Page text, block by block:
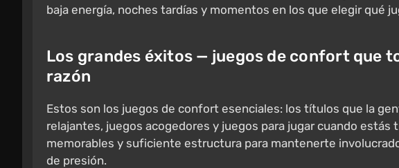
baja energía, noches tardías y momentos en los que elegir qué
Los grandes éxitos — juegos de confort que
razón
Estos son los juegos de confort esenciales: los títulos que la
relajantes, juegos acogedores y juegos para jugar cuando
memorables y suficiente estructura para mantenerte
de presión.